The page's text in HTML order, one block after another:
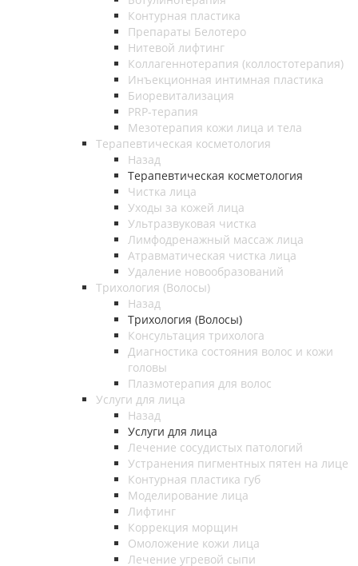
Контурная пластика
Препараты Белотеро
Нитевой лифтинг
Коллагеннотерапия (коллостотерапия)
Инъекционная интимная пластика
Биоревитализация
PRP-терапия
Мезотерапия кожи лица и тела
Терапевтическая косметология
Назад
Терапевтическая косметология
Чистка лица
Уходы за кожей лица
Ультразвуковая чистка
Лимфодренажный массаж лица
Атравматическая чистка лица
Удаление новообразований
Трихология (Волосы)
Назад
Трихология (Волосы)
Консультация трихолога
Диагностика состояния волос и кожи
головы
Плазмотерапия для волос
Услуги для лица
Назад
Услуги для лица
Лечение сосудистых патологий
Устранения пигментных пятен на лице
Контурная пластика губ
Моделирование лица
Лифтинг
Коррекция морщин
Омоложение кожи лица
Лечение угревой сыпи